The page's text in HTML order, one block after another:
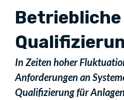
Betriebliche
In Zeiten hoher
Anforderungen an
Qualifizierung für